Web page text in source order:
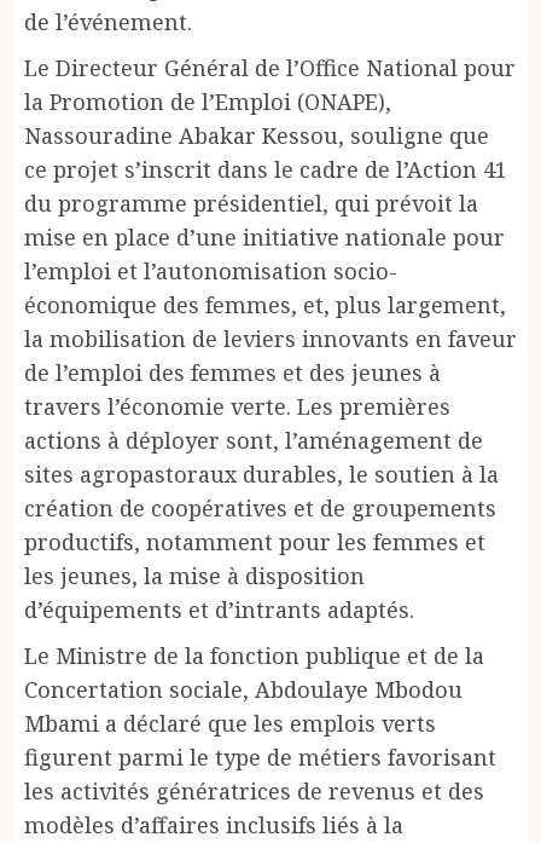
de l’événement.
Le Directeur Général de l’Office National pour
la Promotion de l’Emploi (ONAPE),
Nassouradine Abakar Kessou, souligne que
ce projet s’inscrit dans le cadre de l’Action 41
du programme présidentiel, qui prévoit la
mise en place d’une initiative nationale pour
l’emploi et l’autonomisation socio-
économique des femmes, et, plus largement,
la mobilisation de leviers innovants en faveur
de l’emploi des femmes et des jeunes à
travers l’économie verte. Les premières
actions à déployer sont, l’aménagement de
sites agropastoraux durables, le soutien à la
création de coopératives et de groupements
productifs, notamment pour les femmes et
les jeunes, la mise à disposition
d’équipements et d’intrants adaptés.
Le Ministre de la fonction publique et de la
Concertation sociale, Abdoulaye Mbodou
Mbami a déclaré que les emplois verts
figurent parmi le type de métiers favorisant
les activités génératrices de revenus et des
modèles d’affaires inclusifs liés à la